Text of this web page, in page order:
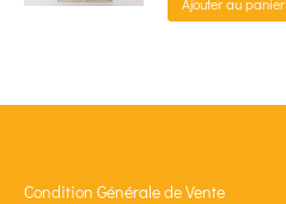
Condition Générale de Vente